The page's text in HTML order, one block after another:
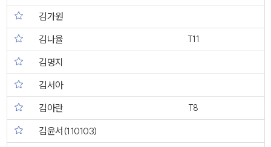
김가원
김나율
T11
김명지
김서아
김아란
T8
김윤서(110103)